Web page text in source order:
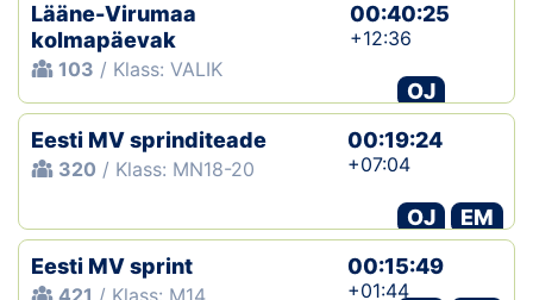
Lääne-Virumaa
kolmapäevak
103 / Klass: VALIK
00:40:25
+12:36
OJ
Eesti MV sprinditeade
320 / Klass: MN18-20
00:19:24
+07:04
OJ
EM
Eesti MV sprint
421 / Klass: M14
00:15:49
+01:44